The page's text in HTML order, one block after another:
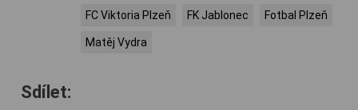
FC Viktoria Plzeň FK Jablonec Fotbal Plzeň
Matěj Vydra
Sdílet: